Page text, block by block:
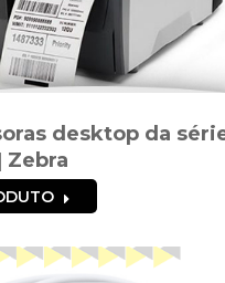
desktop da
Zebra